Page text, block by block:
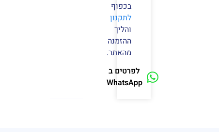
בכפוף
לתקנון
והליך
ההזמנה
מהאתר.
לפרטים ב
WhatsApp